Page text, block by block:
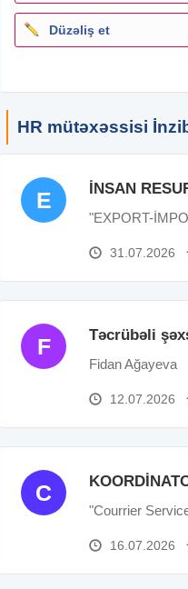
Düzəliş et
HR mütəxəssisi
E İNSAN
"EXPORT-
31.07.2026
F Təcrübəli
Fidan Ağayeva
12.07.2026
C
"Courrier
16.07.2026